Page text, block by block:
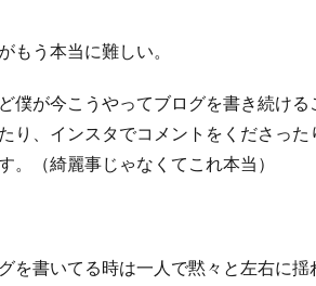
もう本当に難しい。
僕が今こうやってブログを書き続け
り、インスタでコメントをくださっ
。（綺麗事じゃなくてこれ本当）
を書いてる時は一人で黙々と左右に